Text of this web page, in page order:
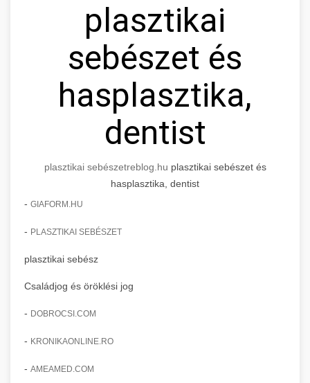
plasztikai
sebészet és
hasplasztika,
dentist
plasztikai sebészetreblog.hu plasztikai sebészet és
hasplasztika, dentist
- GIAFORM.HU
- PLASZTIKAI SEBÉSZET
plasztikai sebész
Családjog és öröklési jog
- DOBROCSI.COM
- KRONIKAONLINE.RO
- AMEAMED.COM